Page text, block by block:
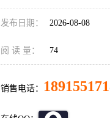
发布日期： 2026-08-08
阅 读 量： 74
销售电话：